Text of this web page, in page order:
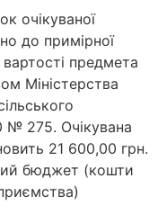
очікуваної
до примірної
предмета
Міністерства
№ 275. Очікувана
21 600,00 грн.
бюджет (кошти